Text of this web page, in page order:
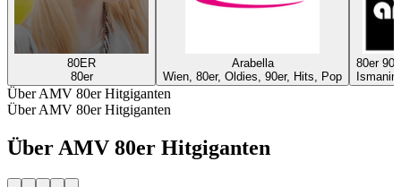
80ER
80er
Arabella
Wien, 80er, Oldies, 90er, Hits, Pop
80er
Über AMV 80er Hitgiganten
Über AMV 80er Hitgiganten
Über AMV 80er Hitgiganten